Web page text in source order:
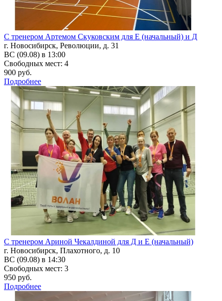
С тренером Артемом Скуковским для Е (начальный) и Д
г. Новосибирск, Революции, д. 31
ВС (09.08) в 13:00
Свободных мест: 4
900 руб.
Подробнее
С тренером Ариной Чекалдиной для Д и Е (начальный)
г. Новосибирск, Плахотного, д. 10
ВС (09.08) в 14:30
Свободных мест: 3
950 руб.
Подробнее